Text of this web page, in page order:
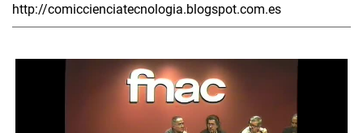
http://comiccienciatecnologia.blogspot.com.es